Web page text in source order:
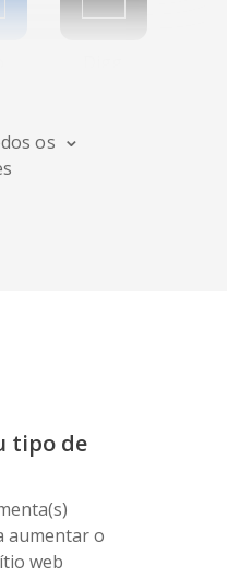
Weibo
os
tipo de
aumentar o
web